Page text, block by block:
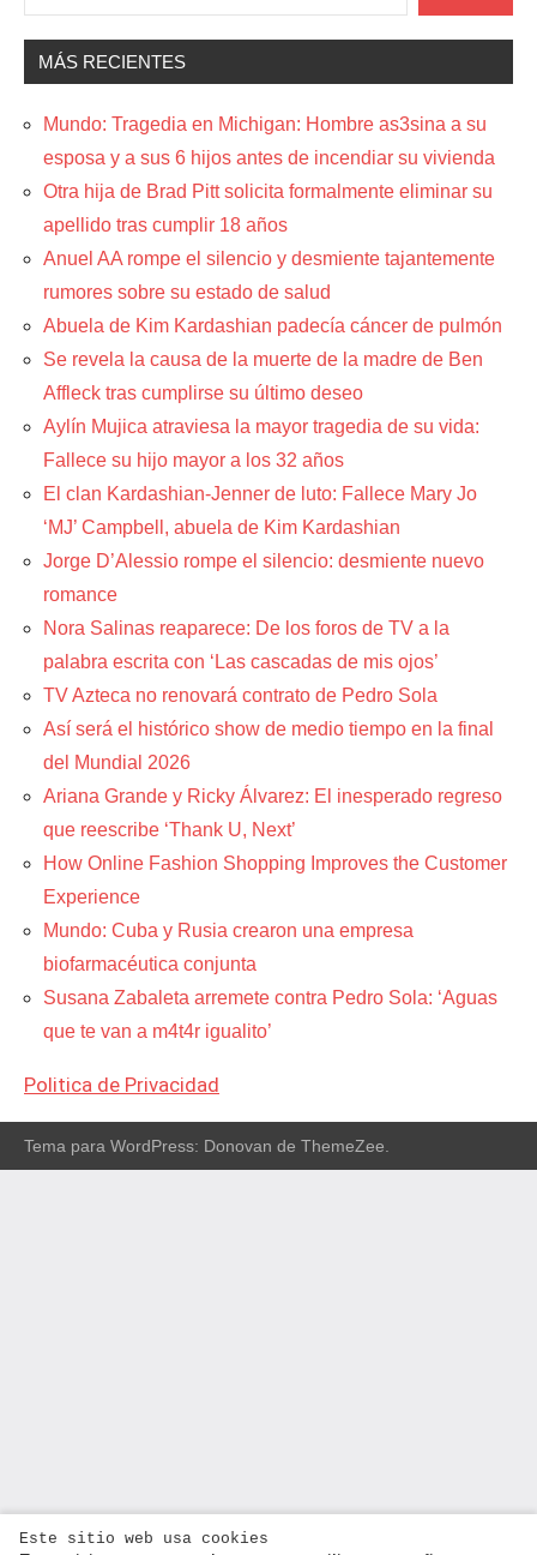
MÁS RECIENTES
Mundo: Tragedia en Michigan: Hombre as3sina a su
esposa y a sus 6 hijos antes de incendiar su vivienda
Otra hija de Brad Pitt solicita formalmente eliminar su
apellido tras cumplir 18 años
Anuel AA rompe el silencio y desmiente tajantemente
rumores sobre su estado de salud
Abuela de Kim Kardashian padecía cáncer de pulmón
Se revela la causa de la muerte de la madre de Ben
Affleck tras cumplirse su último deseo
Aylín Mujica atraviesa la mayor tragedia de su vida:
Fallece su hijo mayor a los 32 años
El clan Kardashian-Jenner de luto: Fallece Mary Jo
‘MJ’ Campbell, abuela de Kim Kardashian
Jorge D’Alessio rompe el silencio: desmiente nuevo
romance
Nora Salinas reaparece: De los foros de TV a la
palabra escrita con ‘Las cascadas de mis ojos’
TV Azteca no renovará contrato de Pedro Sola
Así será el histórico show de medio tiempo en la final
del Mundial 2026
Ariana Grande y Ricky Álvarez: El inesperado regreso
que reescribe ‘Thank U, Next’
How Online Fashion Shopping Improves the Customer
Experience
Mundo: Cuba y Rusia crearon una empresa
biofarmacéutica conjunta
Susana Zabaleta arremete contra Pedro Sola: ‘Aguas
que te van a m4t4r igualito’
Politica de Privacidad
Tema para WordPress: Donovan de ThemeZee.
Este sitio web usa cookies